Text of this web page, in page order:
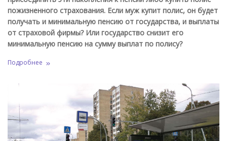
пожизненного страхования. Если муж купит полис, он будет
получать и минимальную пенсию от государства, и выплаты
от страховой фирмы?Или государство снизит его
минимальную пенсию на сумму выплат по полису?
Подробнее